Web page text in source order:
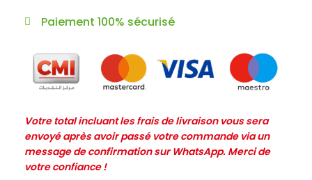
Paiement 100% sécurisé
Votre total incluant les frais de livraison vous sera
envoyé après avoir passé votre commande via un
message de confirmation sur WhatsApp. Merci de
votre confiance !